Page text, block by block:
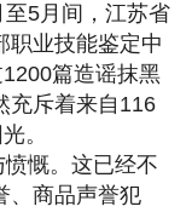
5月间，江苏省
职业技能鉴定中
篇造谣抹黑
充斥着来自116
。
慨。这已经不
、商品声誉犯